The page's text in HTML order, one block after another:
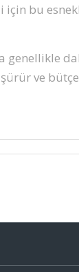
için bu
genellikle
ve